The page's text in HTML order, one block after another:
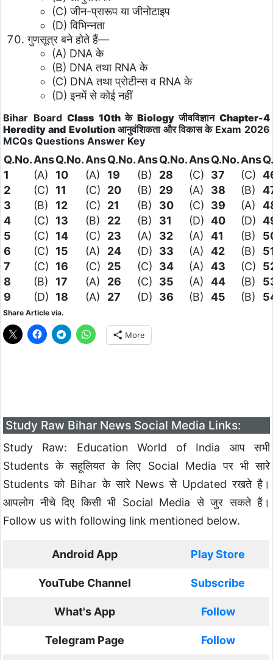
(C) जीन-प्रारूप या जीनोटाइप
(D) विभिन्नता
गुणसूत्र बने होते हैं—
(A) DNA के
(B) DNA तथा RNA के
(C) DNA तथा प्रोटीन्स व RNA के
(D) इनमें से कोई नहीं
Bihar BoardClass 10th के Biology जीवविज्ञान Chapter-4
Heredity and Evolution आनुवंशिकता और विकास के Exam 2026
MCQs Questions Answer Key
Q.No.AnsQ.No.AnsQ.No.AnsQ.No.AnsQ.No.Ans
1
(A) 10 (A) 19 (B) 28 (C) 37 (C)
2
(C) 11 (C) 20 (B) 29 (A) 38 (B)
3
(B) 12 (C) 21 (B) 30 (C) 39 (A)
4
(C) 13 (B) 22 (B) 31 (D) 40 (D)
5
(C) 14 (C) 23 (A) 32 (A) 41 (B)
6
(C) 15 (A) 24 (D) 33 (A) 42 (B)
7
(C) 16 (C) 25 (C) 34 (A) 43 (C)
8
(B) 17 (A) 26 (C) 35 (A) 44 (B)
9
(D) 18 (A) 27 (D) 36 (B) 45 (B)
Share Article via.
More
Study Raw Bihar News Social Media Links:
Study Raw: Education World of India आप सभी
Students के सहूलियत के लिए Social Media पर भी सारे
Students को Bihar के सारे News से Updated रखते है।
आपलोग नीचे दिए किसी भी Social Media से जुर सकते हैं।
Follow us with following link mentioned below.
Android App Play Store
YouTube Channel Subscribe
What's App Follow
Telegram Page Follow